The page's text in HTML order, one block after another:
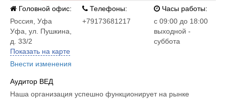
Головной офис:
Россия Уфа
Уфа, ул. Пушкина,
д. 33/2
Показать на карте
Внести изменения
Телефоны:
+79173681217
Часы работы:
c 09:00 до 18:00
выходной -
суббота
Аудитор ВЕД
Наша организация успешно функционирует на рынке